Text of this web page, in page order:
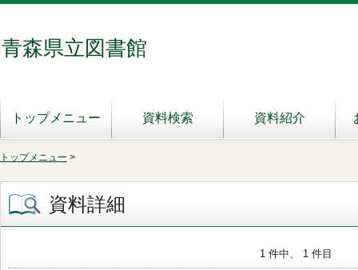
青森県立図書館
トップメニュー 資料検索 資料紹介
トップメニュー >
資料詳細
1 件中、 1 件目